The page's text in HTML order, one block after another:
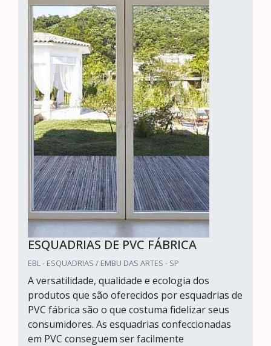
ESQUADRIAS DE PVC FÁBRICA
EBL - ESQUADRIAS / EMBU DAS ARTES - SP
A versatilidade, qualidade e ecologia dos
produtos que são oferecidos por esquadrias de
PVC fábrica são o que costuma fidelizar seus
consumidores. As esquadrias confeccionadas
em PVC conseguem ser facilmente